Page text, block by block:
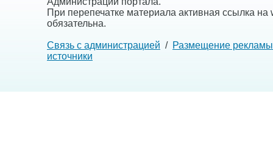
При перепечатке материала активная ссылка на
обязательна.
Связь с администрацией / Размещение рекламы
источники